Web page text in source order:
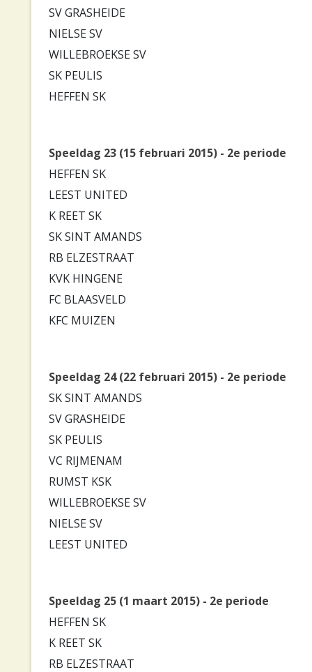
SV GRASHEIDE
NIELSE SV
WILLEBROEKSE SV
SK PEULIS
HEFFEN SK
Speeldag 23 (15 februari 2015) - 2e periode
HEFFEN SK
LEEST UNITED
K REET SK
SK SINT AMANDS
RB ELZESTRAAT
KVK HINGENE
FC BLAASVELD
KFC MUIZEN
Speeldag 24 (22 februari 2015) - 2e periode
SK SINT AMANDS
SV GRASHEIDE
SK PEULIS
VC RIJMENAM
RUMST KSK
WILLEBROEKSE SV
NIELSE SV
LEEST UNITED
Speeldag 25 (1 maart 2015) - 2e periode
HEFFEN SK
K REET SK
RB ELZESTRAAT